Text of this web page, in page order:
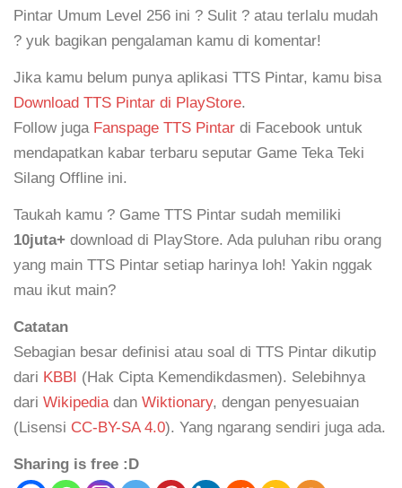
Pintar Umum Level 256 ini ? Sulit ? atau terlalu mudah
? yuk bagikan pengalaman kamu di komentar!
Jika kamu belum punya aplikasi TTS Pintar, kamu bisa
Download TTS Pintar di PlayStore.
Follow juga Fanspage TTS Pintar di Facebook untuk
mendapatkan kabar terbaru seputar Game Teka Teki
Silang Offline ini.
Taukah kamu ? Game TTS Pintar sudah memiliki
10juta+ download di PlayStore. Ada puluhan ribu orang
yang main TTS Pintar setiap harinya loh! Yakin nggak
mau ikut main?
Catatan
Sebagian besar definisi atau soal di TTS Pintar dikutip
dari KBBI (Hak Cipta Kemendikdasmen). Selebihnya
dari Wikipediadan Wiktionary, dengan penyesuaian
(Lisensi CC-BY-SA 4.0). Yang ngarang sendiri juga ada.
Sharing is free :D